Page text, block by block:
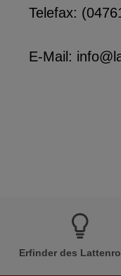
Telefax:
E-Mail:
Erfinder des